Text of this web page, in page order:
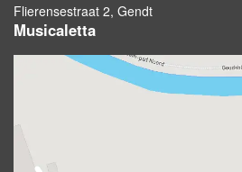
Flierensestraat 2, Gendt
Musicaletta